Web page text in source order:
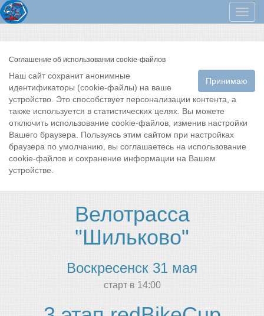
Меню
Соглашение об использовании cookie-файлов
Принимаю
Наш сайт сохранит анонимные
идентификаторы (cookie-файлы) на ваше
устройство. Это способствует персонализации контента, а
также используется в статистических целях. Вы можете
отключить использование cookie-файлов, изменив настройки
Вашего браузера. Пользуясь этим сайтом при настройках
браузера по умолчанию, вы соглашаетесь на использование
cookie-файлов и сохранение информации на Вашем
устройстве.
Велотрасса
"Шильково"
Воскресенск 31 мая
cтарт в 14:00